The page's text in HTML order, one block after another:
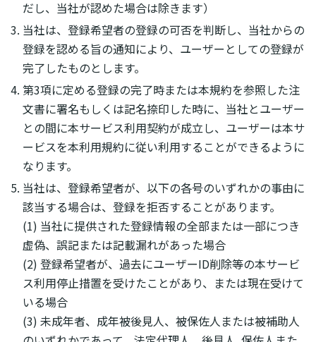
だし、当社が認めた場合は除きます）
当社は、登録希望者の登録の可否を判断し、当社からの
登録を認める旨の通知により、ユーザーとしての登録が
完了したものとします。
第3項に定める登録の完了時または本規約を参照した注
文書に署名もしくは記名捺印した時に、当社とユーザー
との間に本サービス利用契約が成立し、ユーザーは本サ
ービスを本利用規約に従い利用することができるように
なります。
当社は、登録希望者が、以下の各号のいずれかの事由に
該当する場合は、登録を拒否することがあります。
(1) 当社に提供された登録情報の全部または一部につき
虚偽、誤記または記載漏れがあった場合
(2) 登録希望者が、過去にユーザーID削除等の本サービ
ス利用停止措置を受けたことがあり、または現在受けて
いる場合
(3) 未成年者、成年被後見人、被保佐人または被補助人